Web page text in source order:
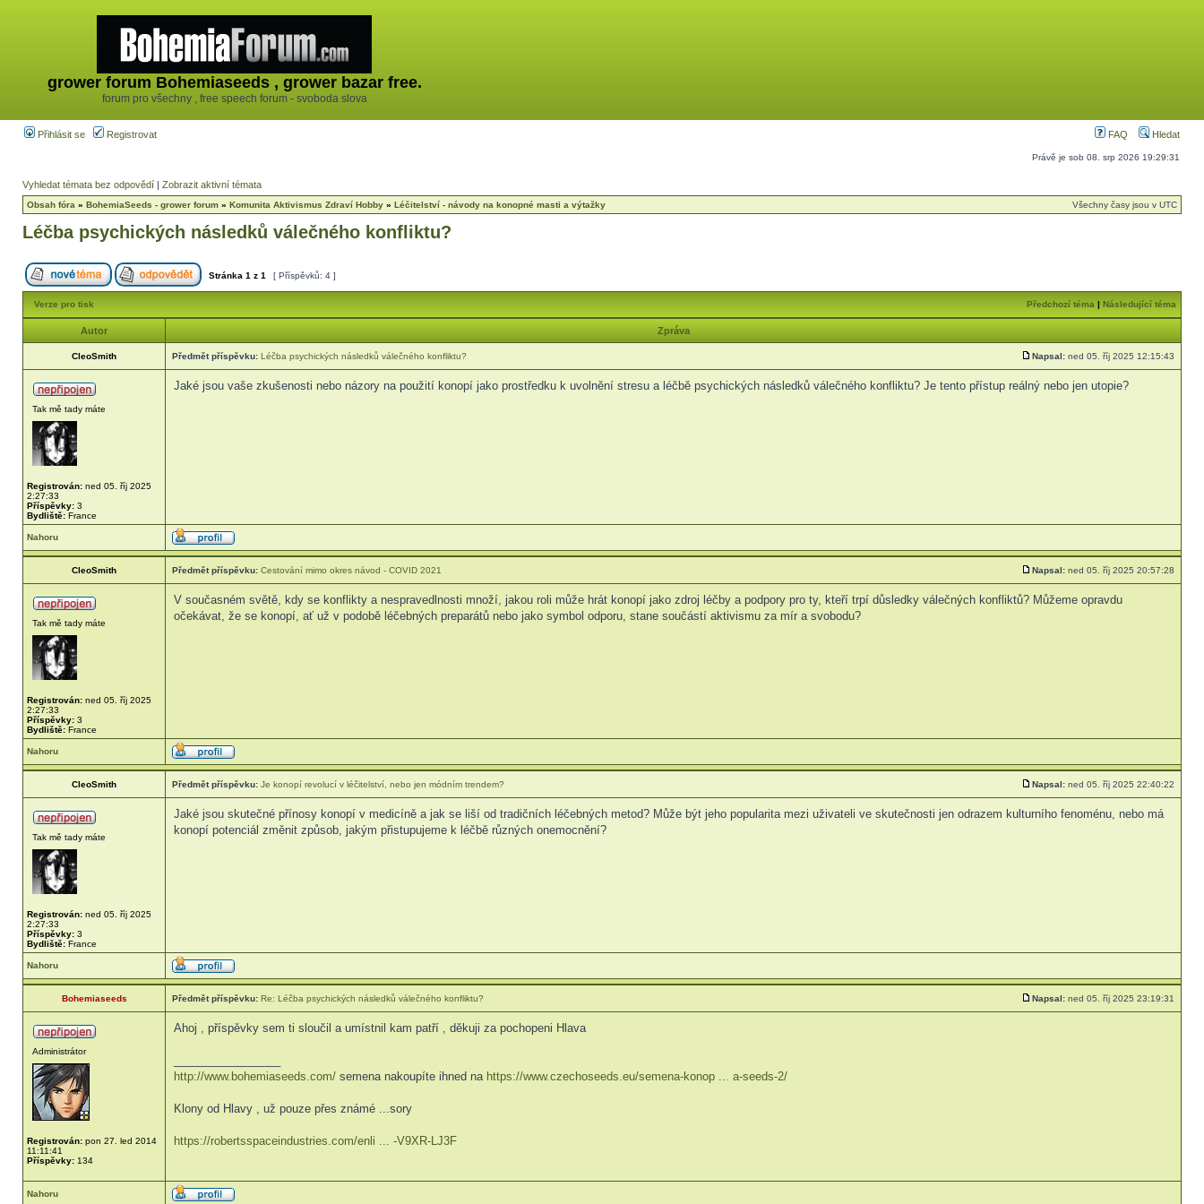
grower forum Bohemiaseeds , grower bazar free.
forum pro všechny , free speech forum - svoboda slova
Přihlásit se Registrovat FAQ Hledat
Právě je sob 08. srp 2026 19:29:31
Vyhledat témata bez odpovědí | Zobrazit aktivní témata
Obsah fóra » BohemiaSeeds - grower forum » Komunita Aktivismus Zdraví Hobby » Léčitelství - návody na konopné masti a výtažky Všechny časy jsou v UTC
Léčba psychických následků válečného konfliktu?
Stránka 1 z 1 [ Příspěvků: 4 ]
Verze pro tisk Předchozí téma | Následující téma
Autor Zpráva
CleoSmith Předmět příspěvku: Léčba psychických následků válečného konfliktu? Napsal: ned 05. říj 2025 12:15:43
Tak mě tady máte
Registrován: ned 05. říj 2025
2:27:33
Příspěvky: 3
Bydliště: France
Jaké jsou vaše zkušenosti nebo názory na použití konopí jako prostředku k uvolnění stresu a léčbě psychických následků válečného konfliktu? Je tento přístup reálný nebo jen utopie?
Nahoru
CleoSmith Předmět příspěvku: Cestování mimo okres návod - COVID 2021 Napsal: ned 05. říj 2025 20:57:28
Tak mě tady máte
Registrován: ned 05. říj 2025
2:27:33
Příspěvky: 3
Bydliště: France
V současném světě, kdy se konflikty a nespravedlnosti množí, jakou roli může hrát konopí jako zdroj léčby a podpory pro ty, kteří trpí důsledky válečných konfliktů? Můžeme opravdu
očekávat, že se konopí, ať už v podobě léčebných preparátů nebo jako symbol odporu, stane součástí aktivismu za mír a svobodu?
Nahoru
CleoSmith Předmět příspěvku: Je konopí revolucí v léčitelství, nebo jen módním trendem? Napsal: ned 05. říj 2025 22:40:22
Tak mě tady máte
Registrován: ned 05. říj 2025
2:27:33
Příspěvky: 3
Bydliště: France
Jaké jsou skutečné přínosy konopí v medicíně a jak se liší od tradičních léčebných metod? Může být jeho popularita mezi uživateli ve skutečnosti jen odrazem kulturního fenoménu, nebo má
konopí potenciál změnit způsob, jakým přistupujeme k léčbě různých onemocnění?
Nahoru
Bohemiaseeds Předmět příspěvku: Re: Léčba psychických následků válečného konfliktu? Napsal: ned 05. říj 2025 23:19:31
Administrátor
Registrován: pon 27. led 2014
11:11:41
Příspěvky: 134
Ahoj , příspěvky sem ti sloučil a umístnil kam patří , děkuji za pochopeni Hlava
http://www.bohemiaseeds.com/ semena nakoupíte ihned na https://www.czechoseeds.eu/semena-konop ... a-seeds-2/
Klony od Hlavy , už pouze přes známé ...sory
https://robertsspaceindustries.com/enli ... -V9XR-LJ3F
Nahoru